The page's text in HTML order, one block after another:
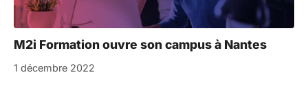
M2i Formation ouvre son campus à Nantes
1 décembre 2022